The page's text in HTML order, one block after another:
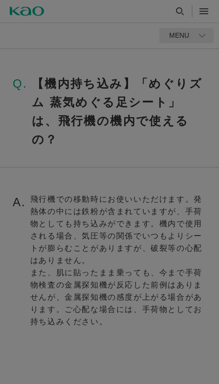
MENU
Q.
【機内持ち込み】「めぐりズ
ム 蒸気めぐる足シート」
は、飛行機の機内で使える
の？
A.
飛行機での移動時にお使いいただけます。発
熱体の中には鉄粉が含まれていますが、手荷
物としても持ち込みができます。機内で使用
される場合、気圧等の関係でいつもよりシー
トが膨らむことがありますが、破裂等の心配
はありません。
また、肌に貼ったまま乗っても、今まで手荷
物検査の金属探知機が反応した前例はありま
せんが、金属探知機の感度が上がる場合があ
ります。ご心配な場合には、手荷物としてお
持ち込みください。